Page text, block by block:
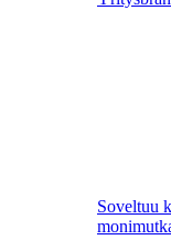
Soveltuu